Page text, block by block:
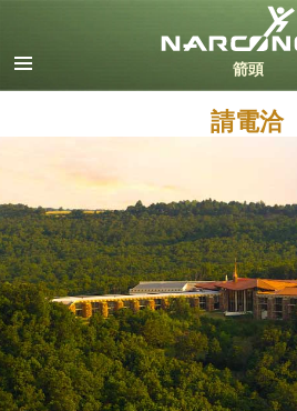
請電洽